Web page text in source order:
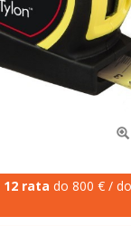
12 rata do 800 € / do